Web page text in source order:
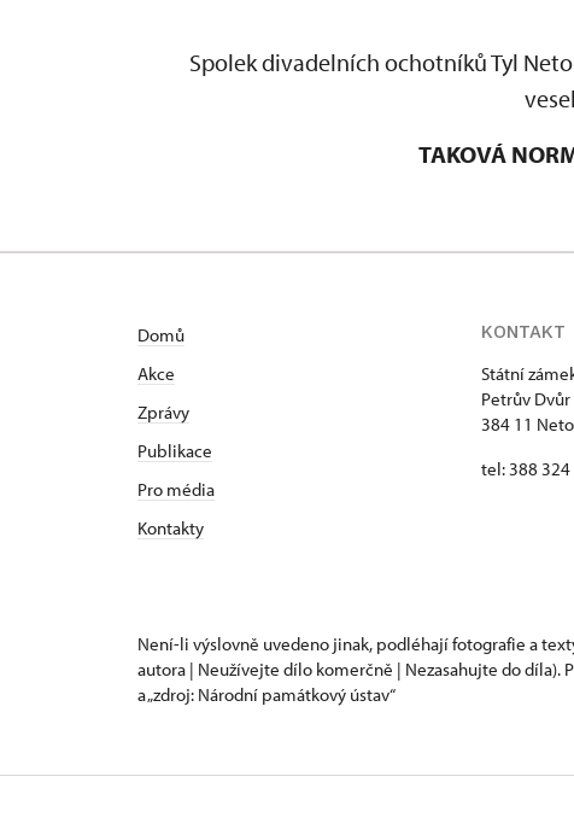
Spolek divadelních ochotníků Tyl
TAKOVÁ
Domů
Akce
Zprávy
Publikace
Pro média
Kontakty
KONTAKT
Státní
Petrův Dvůr
384 11
tel: 388
Není-li výslovně uvedeno jinak, podléhají fotografie a
autora | Neužívejte dílo komerčně | Nezasahujte do díla).
a „zdroj: Národní památkový ústav“